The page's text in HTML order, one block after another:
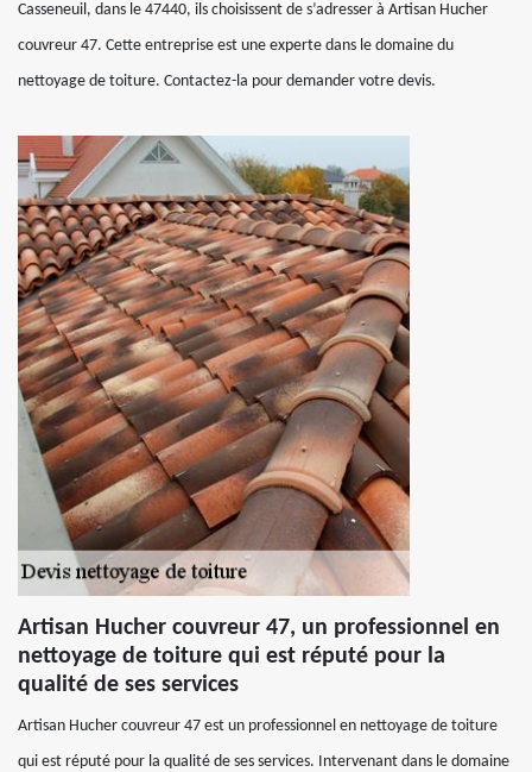
Casseneuil, dans le 47440, ils choisissent de s’adresser à Artisan Hucher
couvreur 47. Cette entreprise est une experte dans le domaine du
nettoyage de toiture. Contactez-la pour demander votre devis.
Artisan Hucher couvreur 47, un professionnel en
nettoyage de toiture qui est réputé pour la
qualité de ses services
Artisan Hucher couvreur 47 est un professionnel en nettoyage de toiture
qui est réputé pour la qualité de ses services. Intervenant dans le domaine